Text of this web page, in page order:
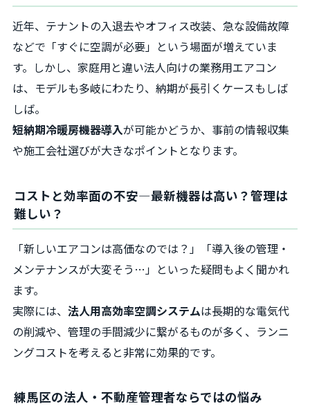
近年、テナントの入退去やオフィス改装、急な設備故障
などで「すぐに空調が必要」という場面が増えていま
す。しかし、家庭用と違い法人向けの業務用エアコン
は、モデルも多岐にわたり、納期が長引くケースもしば
しば。
短納期冷暖房機器導入が可能かどうか、事前の情報収集
や施工会社選びが大きなポイントとなります。
コストと効率面の不安—最新機器は高い？管理は
難しい？
「新しいエアコンは高価なのでは？」「導入後の管理・
メンテナンスが大変そう…」といった疑問もよく聞かれ
ます。
実際には、 法人用高効率空調システムは長期的な電気代
の削減や、管理の手間減少に繋がるものが多く、ランニ
ングコストを考えると非常に効果的です。
練馬区の法人・不動産管理者ならではの悩み